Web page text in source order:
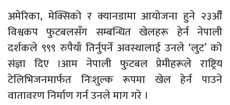
अमेरिका, मेक्सिको र क्यानडामा आयोजना हुने २३औँ
विश्वकप फुटबलसँग सम्बन्धित खेलहरू हेर्न नेपाली
दर्शकले ९९९ रुपैयाँ तिर्नुपर्ने अवस्थालाई उनले ‘लुट’ को
संज्ञा दिए ।आम नेपाली फुटबल प्रेमीहरूले राष्ट्रिय
टेलिभिजनमार्फत निःशुल्क रूपमा खेल हेर्न पाउने
वातावरण निर्माण गर्न उनले माग गरे ।